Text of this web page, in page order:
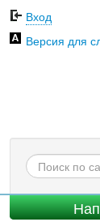
Вход
Версия для